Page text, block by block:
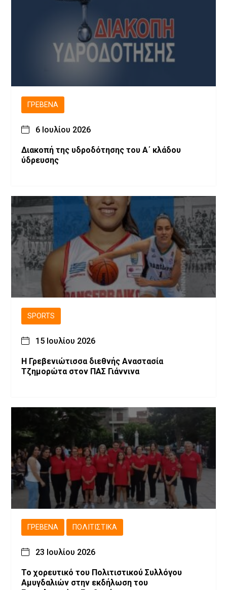
ΓΡΕΒΕΝΆ
6 Ιουλίου 2026
Διακοπή της υδροδότησης του Α΄ κλάδου
ύδρευσης
SPORTS
15 Ιουλίου 2026
Η Γρεβενιώτισσα διεθνής Αναστασία
Τζημορώτα στον ΠΑΣ Γιάννινα
ΓΡΕΒΕΝΆ ΠΟΛΙΤΙΣΤΙΚΆ
23 Ιουλίου 2026
Το χορευτικό του Πολιτιστικού Συλλόγου
Αμυγδαλιών στην εκδήλωση του